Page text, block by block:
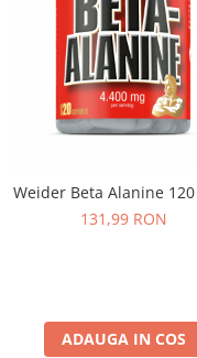
Weider Beta Alanine
131,99 RON
ADAUGA IN COS